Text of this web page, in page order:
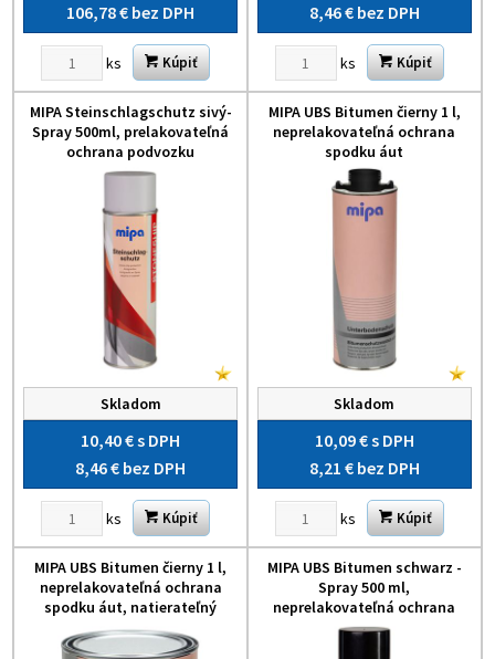
106,78 € bez DPH
ks Kúpiť
8,46 € bez DPH
ks Kúpiť
MIPA Steinschlagschutz sivý-
Spray 500ml, prelakovateľná
ochrana podvozku
Skladom
10,40 €s DPH
8,46 € bez DPH
ks Kúpiť
MIPA UBS Bitumen čierny 1 l,
neprelakovateľná ochrana
spodku áut
Skladom
10,09 €s DPH
8,21 € bez DPH
ks Kúpiť
MIPA UBS Bitumen čierny 1 l,
neprelakovateľná ochrana
spodku áut, natierateľný
MIPA UBS Bitumen schwarz -
Spray 500 ml,
neprelakovateľná ochrana
podvozku